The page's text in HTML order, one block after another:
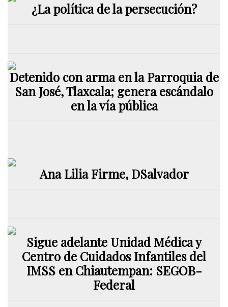
¿La política de la persecución?
Detenido con arma en la Parroquia de
San José, Tlaxcala; genera escándalo
en la vía pública
Ana Lilia Firme, DSalvador
Sigue adelante Unidad Médica y
Centro de Cuidados Infantiles del
IMSS en Chiautempan: SEGOB-
Federal